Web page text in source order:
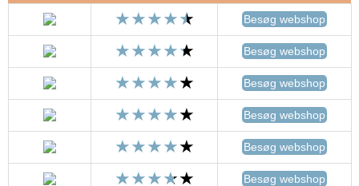
Besøg webshop
Besøg webshop
Besøg webshop
Besøg webshop
Besøg webshop
Besøg webshop